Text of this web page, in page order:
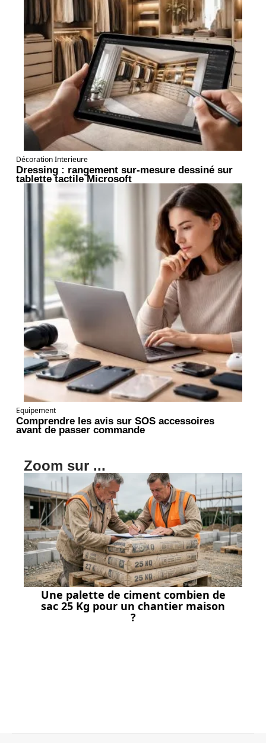
Décoration Interieure
Dressing : rangement sur-mesure dessiné sur
tablette tactile Microsoft
Equipement
Comprendre les avis sur SOS accessoires
avant de passer commande
Zoom sur ...
Une palette de ciment combien de
sac 25 Kg pour un chantier maison
?